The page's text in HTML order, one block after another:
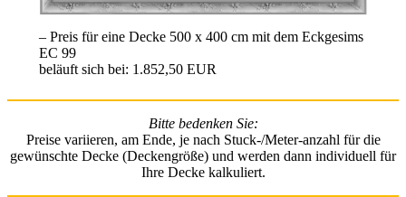
– Preis für eine Decke 500 x 400 cm mit dem Eckgesims
EC 99
beläuft sich bei: 1.852,50 EUR
Bitte bedenken Sie:
Preise variieren, am Ende, je nach Stuck-/Meter-anzahl für die
gewünschte Decke (Deckengröße) und werden dann individuell für
Ihre Decke kalkuliert.